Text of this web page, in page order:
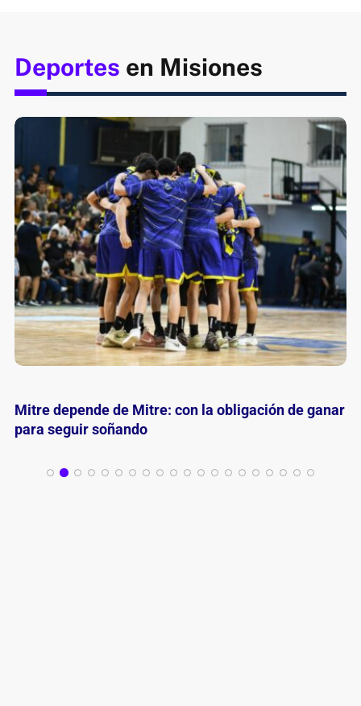
Deportes en Misiones
River golpeó primero y quedó a un triunfo del
ascenso